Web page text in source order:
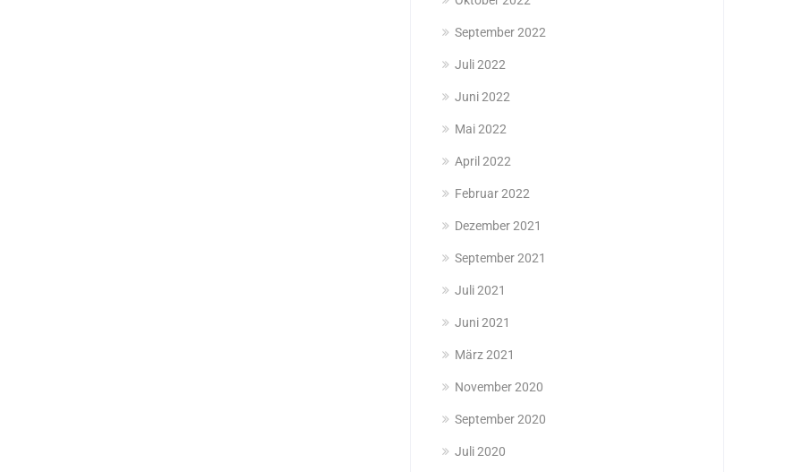
September 2022
Juli 2022
Juni 2022
Mai 2022
April 2022
Februar 2022
Dezember 2021
September 2021
Juli 2021
Juni 2021
März 2021
November 2020
September 2020
Juli 2020